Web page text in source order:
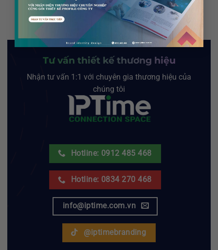
Tư vấn thiết kế thương hiệu
Nhận tư vấn 1:1 với chuyên gia thương hiệu của
chúng tôi
Hotline: 0912 485 468
Hotline: 0834 270 468
info@iptime.com.vn
@iptimebranding